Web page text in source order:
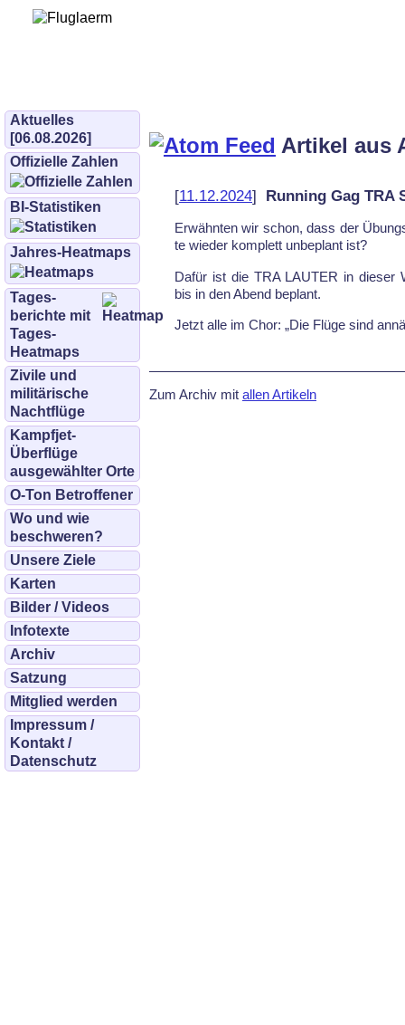
Aktuelles
[06.08.2026]
Offizielle Zahlen
BI-Statistiken
Jahres-Heatmaps
Tages­
berichte mit
Tages-
Heatmaps
Zivile und
militärische
Nachtflüge
Kampfjet-
Überflüge
ausgewählter Orte
O-Ton Betroffener
Wo und wie
beschweren?
Unsere Ziele
Karten
Bilder / Videos
Infotexte
Archiv
Satzung
Mitglied werden
Impressum /
Kontakt /
Datenschutz
Artikel aus
[11.12.2024] Running Gag TRA
Er­wähn­ten wir schon, dass der
te wie­der kom­plett un­be­plant ist?
Da­für ist die TRA LAU­TER in die­ser
bis in den Abend be­plant.
Jetzt al­le im Chor: „Die Flü­ge sind
Zum Archiv mit allen Artikeln